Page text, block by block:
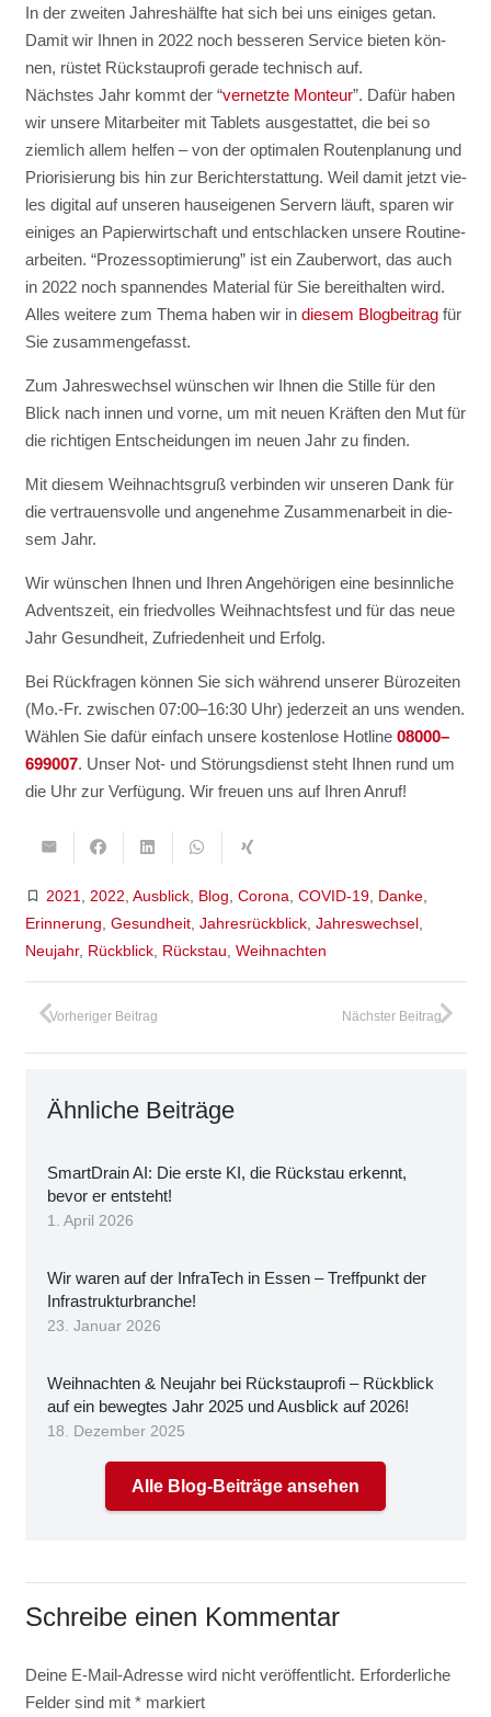
In der zwei­ten Jah­res­hälf­te hat sich bei uns eini­ges getan.
Damit wir Ihnen in 2022 noch bes­se­ren Ser­vice bie­ten kön­
nen, rüs­tet Rück­stau­pro­fi gera­de tech­nisch auf.
Nächs­tes Jahr kommt der “ver­netz­te Mon­teur”. Dafür haben
wir unse­re Mit­ar­bei­ter mit Tablets aus­ge­stat­tet, die bei so
ziem­lich allem hel­fen – von der opti­ma­len Rou­ten­pla­nung und
Prio­ri­sie­rung bis hin zur Bericht­erstat­tung. Weil damit jetzt vie­
les digi­tal auf unse­ren haus­ei­ge­nen Ser­vern läuft, spa­ren wir
eini­ges an Papier­wirt­schaft und ent­schla­cken unse­re Rou­ti­ne­
ar­bei­ten. “Pro­zess­op­ti­mie­rung” ist ein Zau­ber­wort, das auch
in 2022 noch span­nen­des Mate­ri­al für Sie bereit­hal­ten wird.
Alles wei­te­re zum The­ma haben wir in die­sem Blog­bei­tragfür
Sie zusam­men­ge­fasst.
Zum Jah­res­wech­sel wün­schen wir Ihnen die Stil­le für den
Blick nach innen und vor­ne, um mit neu­en Kräf­ten den Mut für
die rich­ti­gen Ent­schei­dun­gen im neu­en Jahr zu fin­den.
Mit die­sem Weih­nachts­gruß ver­bin­den wir unse­ren Dank für
die ver­trau­ens­vol­le und ange­neh­me Zusam­men­ar­beit in die­
sem Jahr.
Wir wün­schen Ihnen und Ihren Ange­hö­ri­gen eine besinn­li­che
Advents­zeit, ein fried­vol­les Weih­nachts­fest und für das neue
Jahr Gesund­heit, Zufrie­den­heit und Erfolg.
Bei Rück­fra­gen kön­nen Sie sich wäh­rend unse­rer Büro­zei­ten
(Mo.-Fr. zwi­schen 07:00–16:30 Uhr) jeder­zeit an uns wen­den.
Wäh­len Sie dafür ein­fach unse­re kos­ten­lo­se Hot­line 08000–
699007. Unser Not- und Stö­rungs­dienst steht Ihnen rund um
die Uhr zur Ver­fü­gung. Wir freu­en uns auf Ihren Anruf!
bookmark_border 2021 2022 Ausblick, Blog Corona COVID-19, Danke,
Erinnerung Gesundheit, Jahresrückblick, Jahreswechsel,
Neujahr, Rückblick, Rückstau Weihnachten
Vorheriger Beitrag Nächster Beitrag
Ähn­li­che Bei­trä­ge
Smart­Drain AI: Die ers­te KI, die Rück­stau erkennt,
bevor er ent­steht!
1. April 2026
Wir waren auf der Infra­Tech in Essen – Treff­punkt der
Infra­struk­tur­bran­che!
23. Januar 2026
Weih­nach­ten & Neu­jahr bei Rück­stau­pro­fi – Rück­blick
auf ein beweg­tes Jahr 2025 und Aus­blick auf 2026!
18. Dezember 2025
Alle Blog-Beiträge ansehen
Schreibe einen Kommentar
Deine E-Mail-Adresse wird nicht veröffentlicht. Erforderliche
Felder sind mit *markiert